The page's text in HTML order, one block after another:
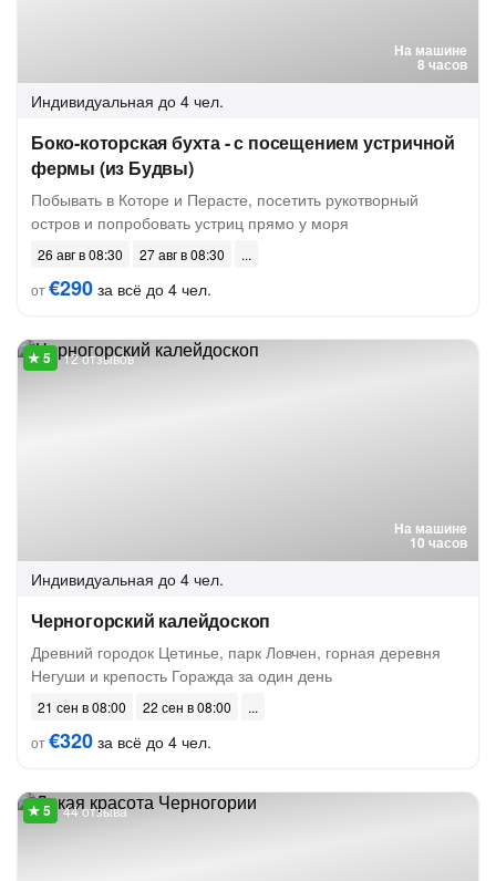
На машине
8 часов
Индивидуальная до 4 чел.
Боко-которская бухта - с посещением устричной
фермы (из Будвы)
Побывать в Которе и Перасте, посетить рукотворный
остров и попробовать устриц прямо у моря
26 авг в 08:30
27 авг в 08:30
от€290 за всё до 4 чел.
На машине
10 часов
12 отзывов
Индивидуальная до 4 чел.
Черногорский калейдоскоп
Древний городок Цетинье, парк Ловчен, горная деревня
Негуши и крепость Горажда за один день
21 сен в 08:00
22 сен в 08:00
от€320 за всё до 4 чел.
44 отзыва